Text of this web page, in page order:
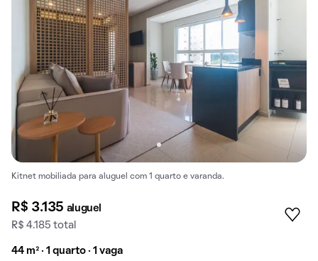
Kitnet mobiliada para aluguel com 1 quarto e varanda.
R$ 3.135 aluguel
R$ 4.185 total
44 m² · 1 quarto · 1 vaga